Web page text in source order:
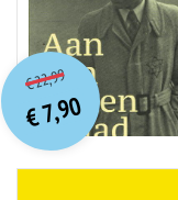
€22,99O
orspr
onkelijke
prijs
was:
€ 22,99.
€7,90
Huidige
prijs
is:
€ 7,90.